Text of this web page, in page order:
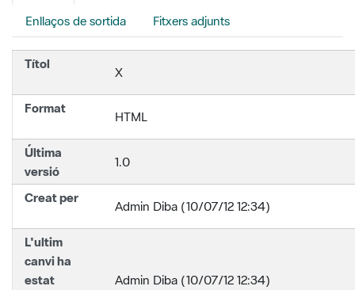
Enllaços de sortida Fitxers adjunts
Títol
X
Format
HTML
Última
versió
1.0
Creat per
Admin Diba (10/07/12 12:34)
L'ultim
canvi ha
estat
Admin Diba (10/07/12 12:34)